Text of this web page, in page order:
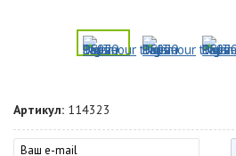
Артикул: 114323